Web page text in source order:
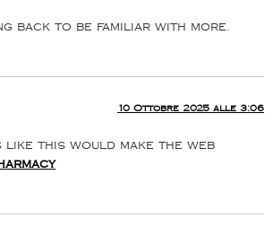
back to be familiar with more.
10 Ottobre 2025 alle 3:06
like this would make the web